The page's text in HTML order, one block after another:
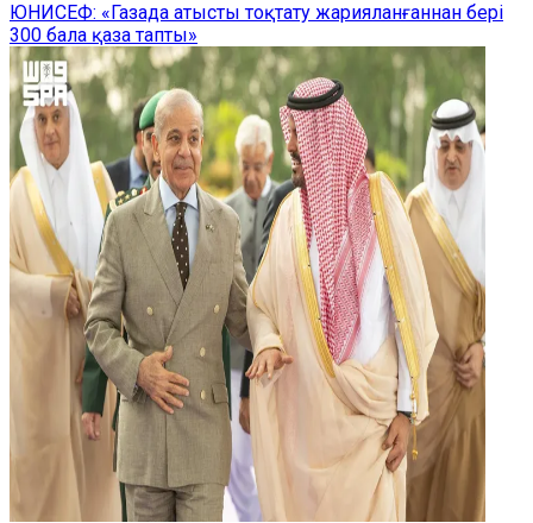
ЮНИСЕФ: «Газада атысты тоқтату жарияланғаннан бері
300 бала қаза тапты»